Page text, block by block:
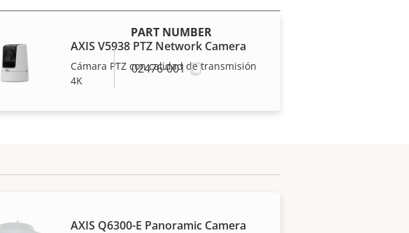
AXIS V5938 PTZ Network Camera
Cámara PTZ con calidad de transmisión
4K
AXIS Q6300-E Panoramic Camera
PART NUMBER
02476-001